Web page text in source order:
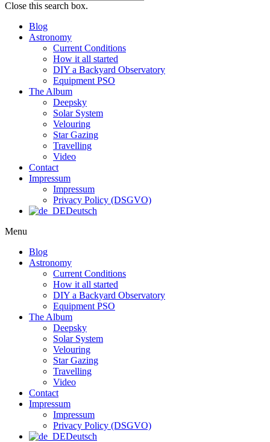
Close this search box.
Blog
Astronomy
Current Conditions
How it all started
DIY a Backyard Observatory
Equipment PSO
The Album
Deepsky
Solar System
Velouring
Star Gazing
Travelling
Video
Contact
Impressum
Impressum
Privacy Policy (DSGVO)
Deutsch
Menu
Blog
Astronomy
Current Conditions
How it all started
DIY a Backyard Observatory
Equipment PSO
The Album
Deepsky
Solar System
Velouring
Star Gazing
Travelling
Video
Contact
Impressum
Impressum
Privacy Policy (DSGVO)
Deutsch